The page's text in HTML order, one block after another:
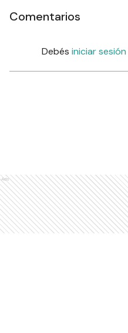
Comentarios
Debés iniciar sesión
Ads